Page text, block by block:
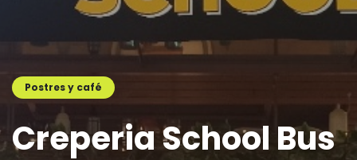
Postres y café
Creperia School Bus